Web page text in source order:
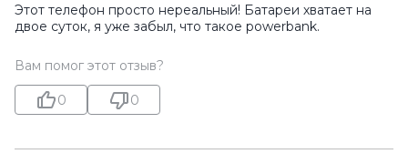
Этот телефон просто нереальный! Батареи хватает на
двое суток, я уже забыл, что такое powerbank.
Вам помог этот отзыв?
0 0